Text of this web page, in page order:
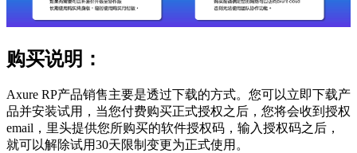
购买说明：
Axure RP产品销售主要是透过下载的方式。您可以立即下载产
品并安装试用，当您付费购买正式授权之后，您将会收到授权
email，里头提供您所购买的软件授权码，输入授权码之后，
就可以解除试用30天限制变更为正式使用。